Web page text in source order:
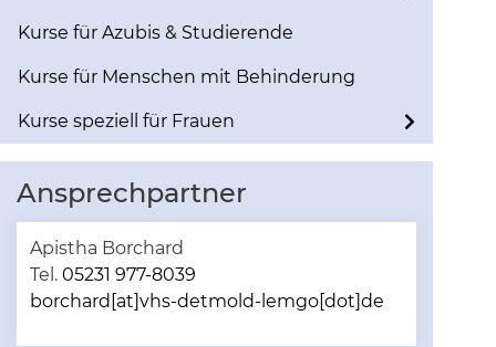
Kurse für Azubis & Studierende
Kurse für Menschen mit Behinderung
Kurse speziell für Frauen
Ansprechpartner
Apistha Borchard
Tel. 05231 977-8039
borchard[at]vhs-detmold-lemgo[dot]de